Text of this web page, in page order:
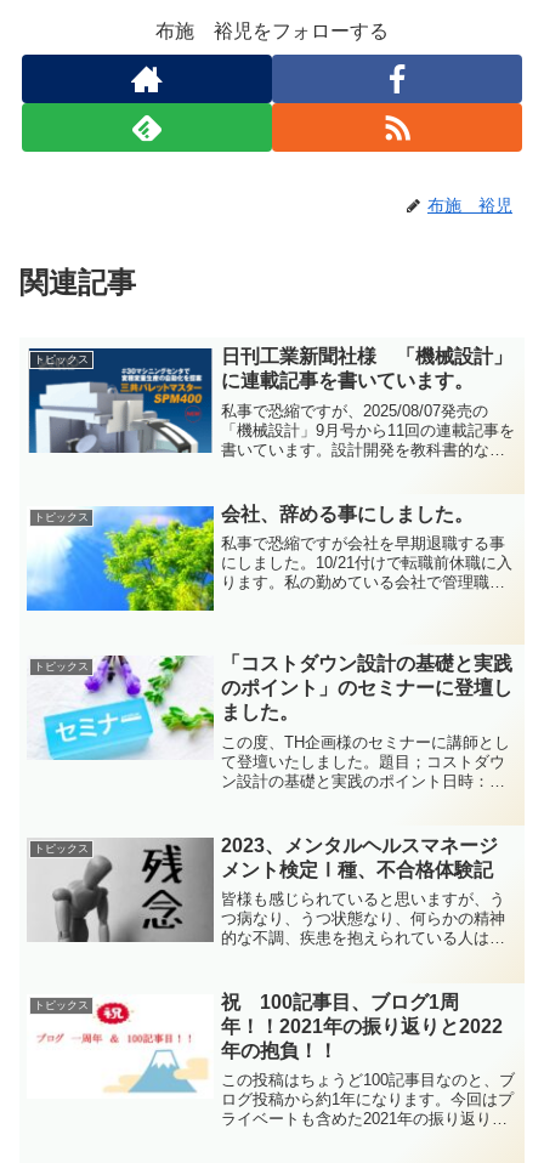
布施 裕児をフォローする
布施 裕児
関連記事
トピックス
日刊工業新聞社様 「機械設計」
に連載記事を書いています。
私事で恐縮ですが、2025/08/07発売の
「機械設計」9月号から11回の連載記事を
書いています。設計開発を教科書的な話
ければご覧ください。新連載 限られた
人員・時間で...
トピックス 会社、辞める事にしました。
私事で恐縮ですが会社を早期退職する事
にしました。10/21付けで転職前休職に入
ります。私の勤めている会社で管理職に
め、...
トピックス
「コストダウン設計の基礎と実践
のポイント」のセミナーに登壇し
ました。
この度、TH企画様のセミナーに講師とし
て登壇いたしました。題目；コストダウ
ン設計の基礎と実践のポイント日時：
～第Ⅰ部～ コストダウン設計の基礎とそ
のポイン...
トピックス
2023、メンタルヘルスマネージ
メント検定Ⅰ種、不合格体験記
皆様も感じられていると思いますが、う
つ病なり、うつ状態なり、何らかの精神
的な不調、疾患を抱えられている人は非
多く相談先も色々あるのが現状ですが、
中小企業の場合、どのよう...
トピックス
祝 100記事目、ブログ1周
年！！2021年の振り返りと2022
年の抱負！！
この投稿はちょうど100記事目なのと、ブ
ログ投稿から約1年になります。今回はプ
ライベートも含めた2021年の振り返りと